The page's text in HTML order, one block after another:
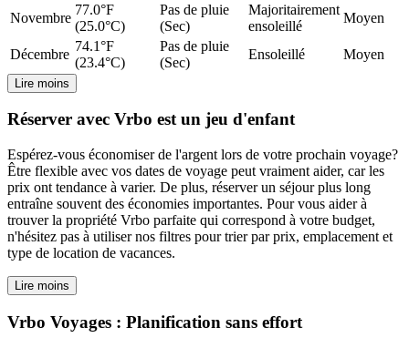
Novembre
77.0°F
(25.0°C)
Pas de pluie
(Sec)
Majoritairement
ensoleillé
Moyen
Décembre
74.1°F
(23.4°C)
Pas de pluie
(Sec)
Ensoleillé Moyen
Lire moins
Réserver avec Vrbo est un jeu d'enfant
Espérez-vous économiser de l'argent lors de votre prochain voyage?
Être flexible avec vos dates de voyage peut vraiment aider, car les
prix ont tendance à varier. De plus, réserver un séjour plus long
entraîne souvent des économies importantes. Pour vous aider à
trouver la propriété Vrbo parfaite qui correspond à votre budget,
n'hésitez pas à utiliser nos filtres pour trier par prix, emplacement et
type de location de vacances.
Lire moins
Vrbo Voyages : Planification sans effort